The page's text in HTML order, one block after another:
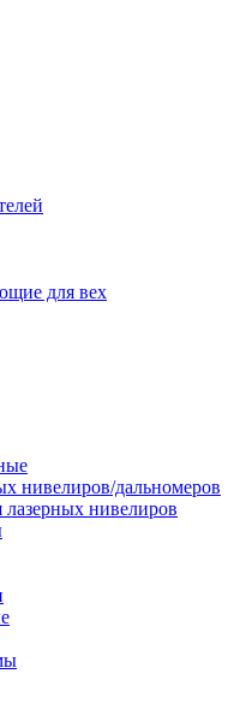
для вех
нивелиров/дальномеров
нивелиров